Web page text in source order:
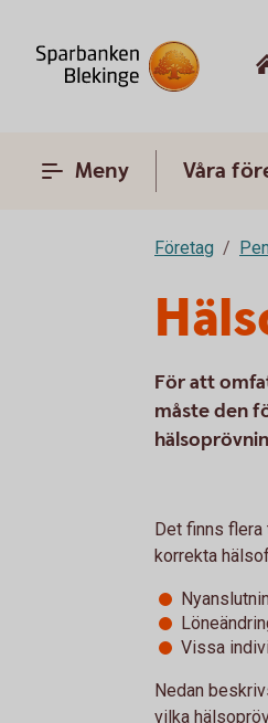
Meny Våra
Företag
För att
måste den
Det finns
korrekta
Vissa
Nedan
vilka